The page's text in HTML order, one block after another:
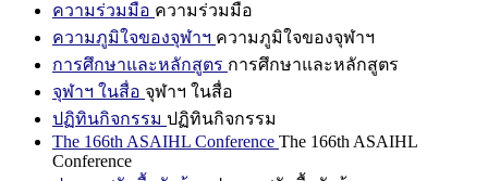
ความร่วมมือ ความร่วมมือ
ความภูมิใจของจุฬาฯ ความภูมิใจของจุฬาฯ
การศึกษาและหลักสูตร การศึกษาและหลักสูตร
จุฬาฯ ในสื่อ จุฬาฯ ในสื่อ
ปฏิทินกิจกรรม ปฏิทินกิจกรรม
The 166th ASAIHL Conference The 166th ASAIHL
Conference